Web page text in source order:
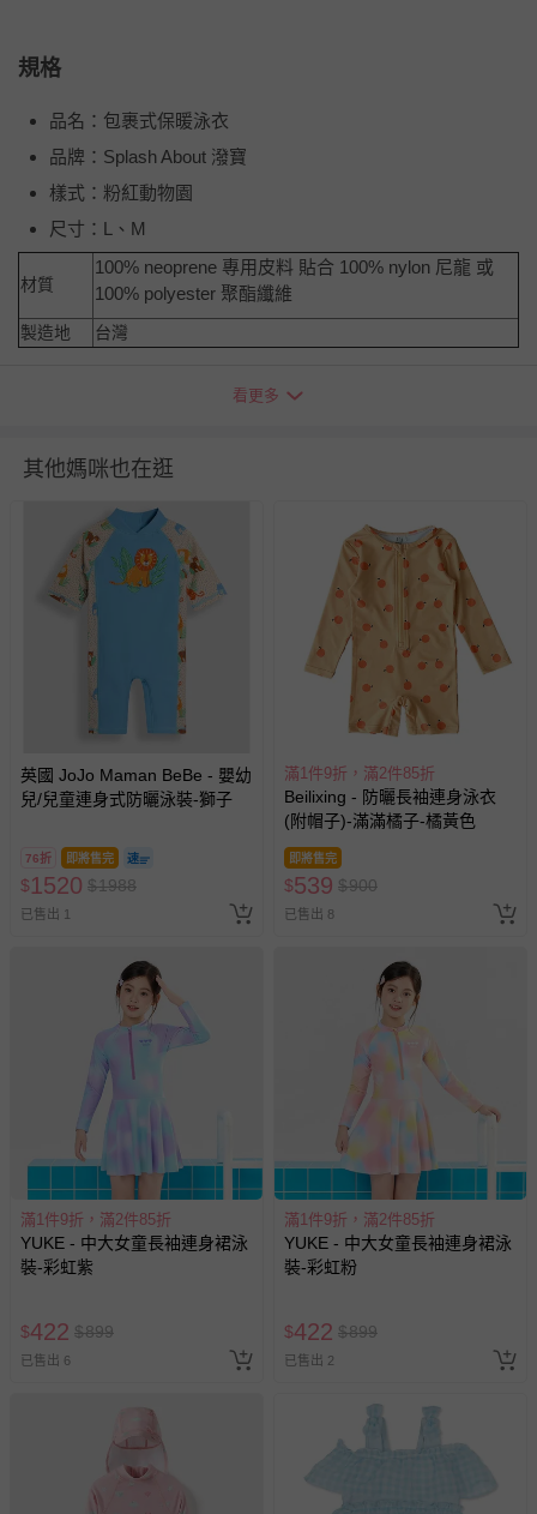
規格
品名：包裹式保暖泳衣
品牌：Splash About 潑寶
樣式：粉紅動物園
尺寸：L、M
材質
100% neoprene 專用皮料 貼合 100% nylon 尼龍 或
100% polyester 聚酯纖維
製造地 台灣
潑寶的商品針對嬰幼兒所設計，在固色與幼兒安全的雙重考
因此使用的是環保染料，由於是環保染料之故，沒有使用歐
盟禁止的化學固色劑，對寶貝肌膚完全無害，顏色較亮的暖
色系前幾次下水會有多餘染料脫離衣服的情形，因此簡單清
水手洗後，
請避免浸泡過久，擰乾並懸掛於陰涼處時也請避
免布面間（包括與其他衣物或本身不同部位間）的接觸導致
顏色轉移。
本商品LOGO部位有2種印刷方式(膠標與印標)由人員採隨機
出貨，二款均為原廠正品，不得以此理由要求退換貨，謝謝
Babywrap包裹式保暖泳衣
：為能夠穩固地包覆
寶寶，我們使用高品質、黏力強的黏扣帶（魔鬼氈），因此
不可避免地在反覆穿脫的過程中，會勾起布面或滾邊鬆緊帶
的纖維，只要在洗完衣服後拿小剪刀修掉就可以囉～
您所購買的商品享有7天的鑑賞期／猶豫期權益，但此期間
並非試用期，您所退回的商品必須是未經使用的全新狀態，
包含完整包裝、配件、說明文件及贈品等。
如需退換貨，請於收到商品7天（含例假日內提出），如為
瑕疵退換貨所產生的運費，將由媽咪愛負責處理，若非瑕疵
退貨，您可至『查詢訂單』>『已出貨』中查詢該筆訂單，
並點選『我要退貨』即可進行申請。若有相關退貨問題，請
至媽咪愛
LINE@客服ID: @mamilove
我們將依序為您處理
與服務，謝謝。
針對滿件折/滿額贈…等活動，如因部份退貨，而該訂單保
留商品未達活動門檻，將以原價計算，活動贈品亦需一併退
回。
易於腐敗、保存期限較短或解約時即將逾期（例如生鮮
客製化商品（例如客製生日書、姓名貼等）。
報紙、期刊或雜誌（惟書籍如經拆封、使用，則酌收整
新費用）。
經消費者拆封之影音商品或電腦軟體（例如 DVD、CD
看更多
其他媽咪也在逛
英國 JoJo Maman BeBe - 嬰幼
兒/兒童連身式防曬泳裝-獅子
76折 即將售完
$1520 $1988
已售出 1
滿1件9折，滿2件85折
Beilixing - 防曬長袖連身泳衣
(附帽子)-滿滿橘子-橘黃色
即將售完
$539 $900
已售出 8
滿1件9折，滿2件85折
YUKE - 中大女童長袖連身裙泳
裝-彩虹紫
$422 $899
已售出 6
滿1件9折，滿2件85折
YUKE - 中大女童長袖連身裙泳
裝-彩虹粉
$422 $899
已售出 2